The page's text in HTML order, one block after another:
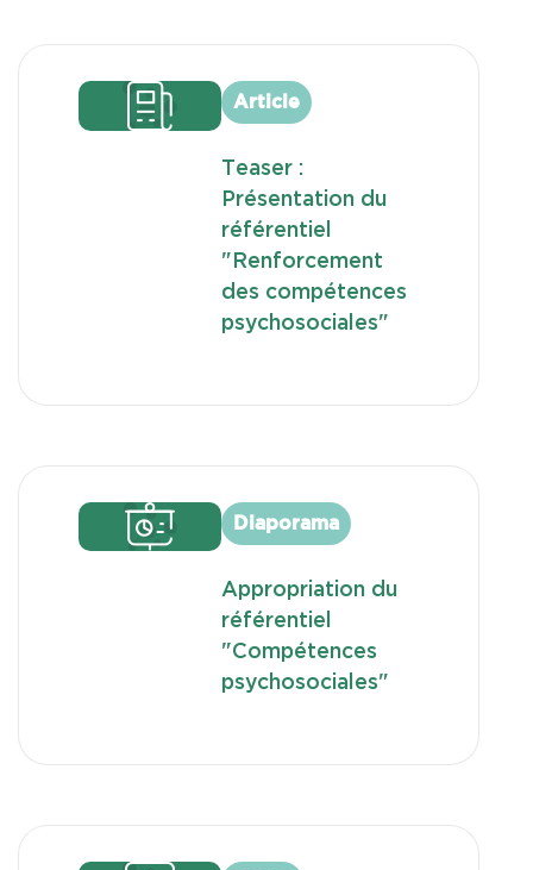
Article
Teaser :
Présentation du
référentiel
"Renforcement
des compétences
psychosociales"
Diaporama
Appropriation du
référentiel
"Compétences
psychosociales"